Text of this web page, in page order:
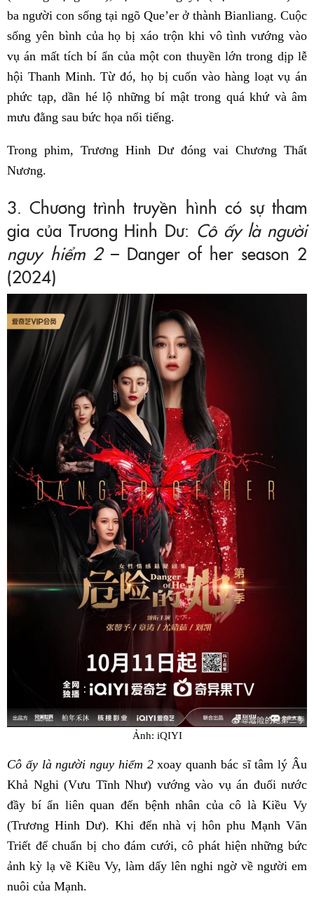
ba người con sống tại ngõ Que’er ở thành Bianliang. Cuộc
sống yên bình của họ bị xáo trộn khi vô tình vướng vào
vụ án mất tích bí ẩn của một con thuyền lớn trong dịp lễ
hội Thanh Minh. Từ đó, họ bị cuốn vào hàng loạt vụ án
phức tạp, dần hé lộ những bí mật trong quá khứ và âm
mưu đằng sau bức họa nổi tiếng.
Trong phim, Trương Hinh Dư đóng vai Chương Thất
Nương.
3. Chương trình truyền hình có sự tham
gia của Trương Hinh Dư: Cô ấy là người
nguy hiểm 2– Danger of her season 2
(2024)
Ảnh: iQIYI
Cô ấy là người nguy hiểm 2xoay quanh bác sĩ tâm lý Âu
Khả Nghi (Vưu Tĩnh Như) vướng vào vụ án đuối nước
đầy bí ẩn liên quan đến bệnh nhân của cô là Kiều Vy
(Trương Hinh Dư). Khi đến nhà vị hôn phu Mạnh Văn
Triết để chuẩn bị cho đám cưới, cô phát hiện những bức
ảnh kỳ lạ về Kiều Vy, làm dấy lên nghi ngờ về người em
nuôi của Mạnh.